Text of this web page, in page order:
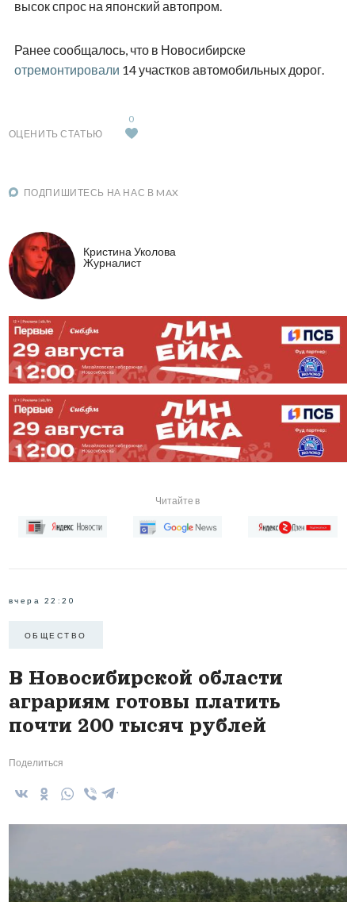
высок спрос на японский автопром.
Ранее сообщалось, что в Новосибирске
отремонтировали 14 участков автомобильных дорог.
ОЦЕНИТЬ СТАТЬЮ
0
ПОДПИШИТЕСЬ НА НАС В MAX
Кристина Уколова
Журналист
Читайте в
вчера 22:20
ОБЩЕСТВО
В Новосибирской области
аграриям готовы платить
почти 200 тысяч рублей
Поделиться